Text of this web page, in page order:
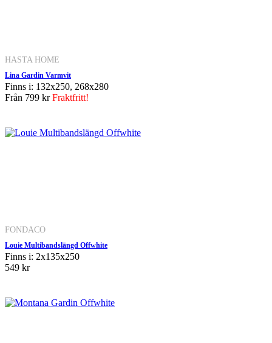
HASTA HOME
Lina Gardin Varmvit
Finns i: 132x250, 268x280
Från 799 krFraktfritt!
FONDACO
Louie Multibandslängd Offwhite
Finns i: 2x135x250
549 kr